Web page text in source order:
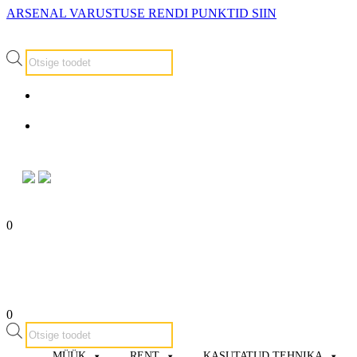
ARSENAL VARUSTUSE RENDI PUNKTID SIIN
Products
search
0
0
Products
search